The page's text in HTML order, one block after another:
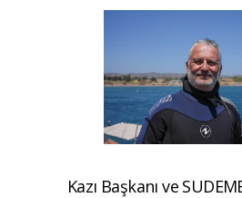
Kazı Başkanı ve